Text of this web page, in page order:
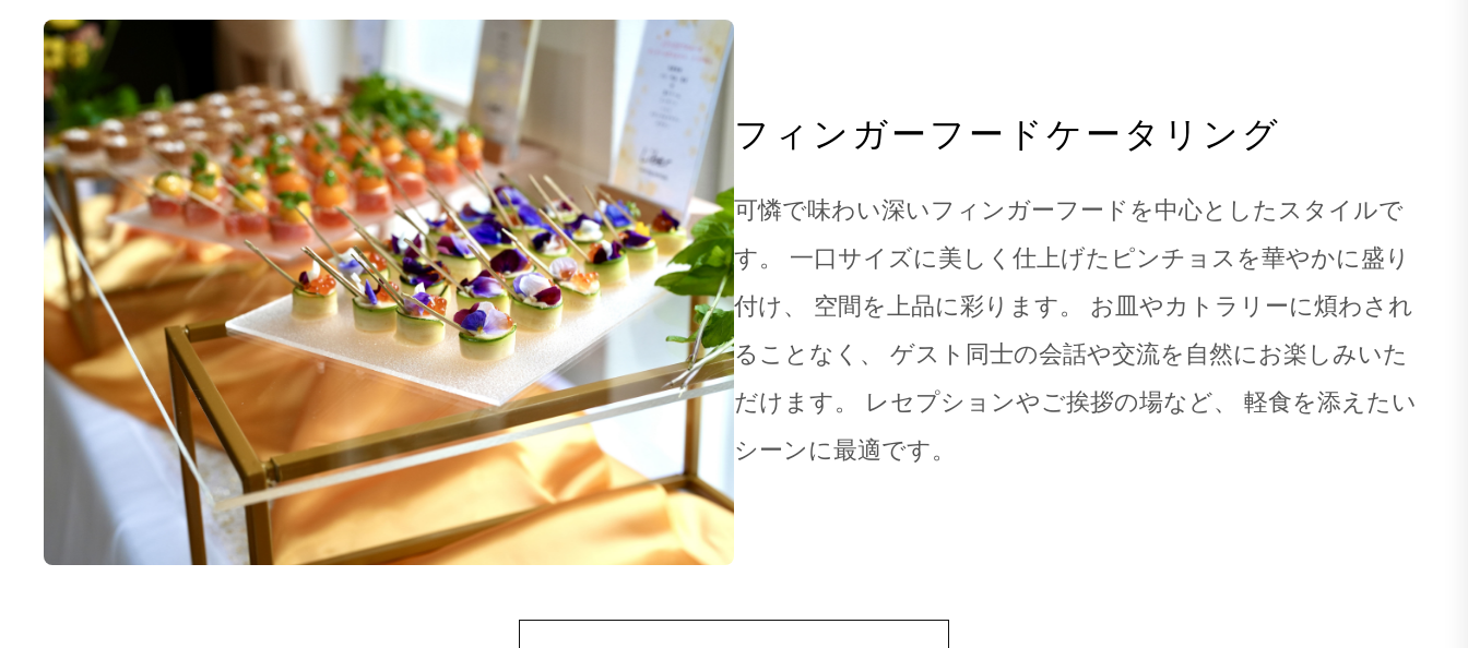
フィンガーフードケータリング
可憐で味わい深いフィンガーフードを中心としたスタイルで
す。 一口サイズに美しく仕上げたピンチョスを華やかに盛り
付け、 空間を上品に彩ります。 お皿やカトラリーに煩わされ
ることなく、 ゲスト同士の会話や交流を自然にお楽しみいた
だけます。 レセプションやご挨拶の場など、 軽食を添えたい
シーンに最適です。